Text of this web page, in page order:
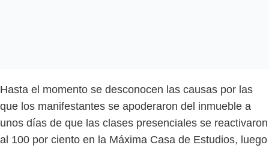
Hasta el momento se desconocen las causas por las
que los manifestantes se apoderaron del inmueble a
unos días de que las clases presenciales se reactivaron
al 100 por ciento en la Máxima Casa de Estudios, luego